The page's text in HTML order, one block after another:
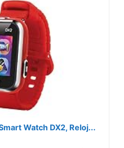
Watch DX2, Reloj...